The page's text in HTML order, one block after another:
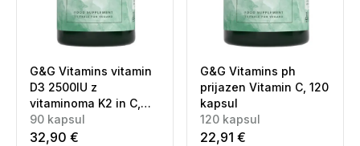
G&G Vitamins vitamin
D3 2500IU z
vitaminoma K2 in C,
kapsule (90 kapsul)
90 kapsul
32,90 €
G&G Vitamins ph
prijazen Vitamin C, 120
kapsul
120 kapsul
22,91 €